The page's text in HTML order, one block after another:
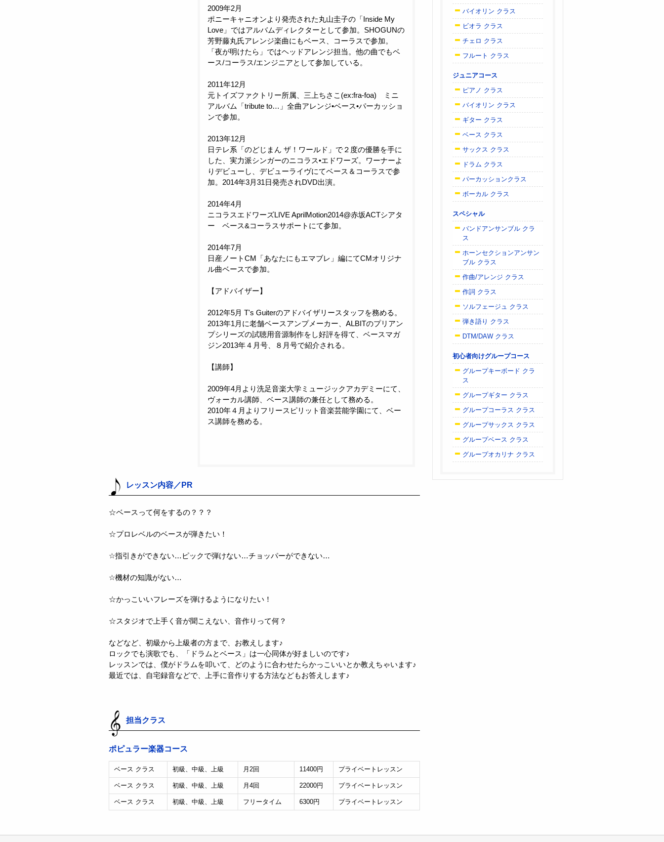
2009年2月
ポニーキャニオンより発売された丸山圭子の「Inside My
Love」ではアルバムディレクターとして参加。SHOGUNの
芳野藤丸氏アレンジ楽曲にもベース、コーラスで参加。
「夜が明けたら」ではヘッドアレンジ担当。他の曲でもベ
ース/コーラス/エンジニアとして参加している。
2011年12月
元トイズファクトリー所属、三上ちさこ(ex:fra-foa) ミニ
アルバム「tribute to…」全曲アレンジ•ベース•パーカッショ
ンで参加。
2013年12月
日テレ系「のどじまん ザ！ワールド」で２度の優勝を手に
した、実力派シンガーのニコラス•エドワーズ。ワーナーよ
りデビューし、デビューライヴにてベース＆コーラスで参
加。2014年3月31日発売されDVD出演。
2014年4月
ニコラスエドワーズLIVE AprilMotion2014@赤坂ACTシアタ
ー ベース&コーラスサポートにて参加。
2014年7月
日産ノートCM「あなたにもエマブレ」編にてCMオリジナ
ル曲ベースで参加。
【アドバイザー】
2012年5月 T's Guiterのアドバイザリースタッフを務める。
2013年1月に老舗ベースアンプメーカー、ALBITのプリアン
プシリーズの試聴用音源制作をし好評を得て、ベースマガ
ジン2013年４月号、８月号で紹介される。
【講師】
2009年4月より洗足音楽大学ミュージックアカデミーにて、
ヴォーカル講師、ベース講師の兼任として務める。
2010年４月よりフリースピリット音楽芸能学園にて、ベー
ス講師を務める。
レッスン内容／PR
☆ベースって何をするの？？？
☆プロレベルのベースが弾きたい！
☆指引きができない…ピックで弾けない…チョッパーができない…
☆機材の知識がない…
☆かっこいいフレーズを弾けるようになりたい！
☆スタジオで上手く音が聞こえない、音作りって何？
などなど、初級から上級者の方まで、お教えします♪
ロックでも演歌でも、「ドラムとベース」は一心同体が好ましいのです♪
レッスンでは、僕がドラムを叩いて、どのように合わせたらかっこいいとか教えちゃいます♪
最近では、自宅録音などで、上手に音作りする方法などもお答えします♪
担当クラス
ポピュラー楽器コース
ベース クラス 初級、中級、上級 月2回 11400円 プライベートレッスン
ベース クラス 初級、中級、上級 月4回 22000円 プライベートレッスン
ベース クラス 初級、中級、上級 フリータイム 6300円 プライベートレッスン
バイオリン クラス
ビオラ クラス
チェロ クラス
フルート クラス
ジュニアコース
ピアノ クラス
バイオリン クラス
ギター クラス
ベース クラス
サックス クラス
ドラム クラス
パーカッションクラス
ボーカル クラス
スペシャル
バンドアンサンブル クラ
ス
ホーンセクションアンサン
ブル クラス
作曲/アレンジ クラス
作詞 クラス
ソルフェージュ クラス
弾き語り クラス
DTM/DAW クラス
初心者向けグループコース
グループキーボード クラ
ス
グループギター クラス
グループコーラス クラス
グループサックス クラス
グループベース クラス
グループオカリナ クラス